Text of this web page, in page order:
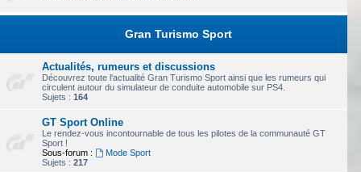
Gran Turismo Sport
Actualités, rumeurs et discussions
Découvrez toute l'actualité Gran Turismo Sport ainsi que les rumeurs qui
circulent autour du simulateur de conduite automobile sur PS4.
Sujets : 164
GT Sport Online
Le rendez-vous incontournable de tous les pilotes de la communauté GT
Sport !
Sous-forum :
Mode Sport
Sujets : 217